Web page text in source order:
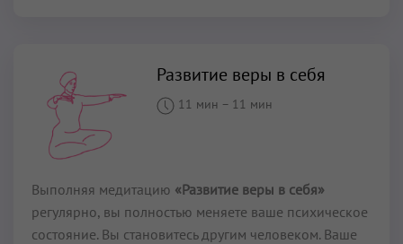
Развитие веры в себя
11 мин – 11 мин
Выполняя медитацию «Развитие веры в себя»
регулярно, вы полностью меняете ваше психическое
состояние. Вы становитесь другим человеком. Ваше